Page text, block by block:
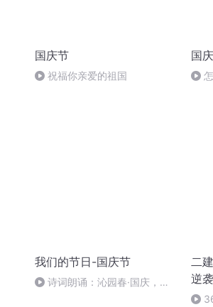
国庆节
祝福你亲爱的祖国
国
我们的节日-国庆节
诗词朗诵：沁园春·国庆，朗
二
逆袭